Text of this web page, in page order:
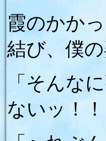
霞のかか
結び、僕
「そんな
ないッ！！